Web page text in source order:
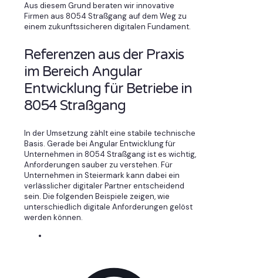
Aus diesem Grund beraten wir innovative
Firmen aus 8054 Straßgang auf dem Weg zu
einem zukunftssicheren digitalen Fundament.
Referenzen aus der Praxis
im Bereich Angular
Entwicklung für Betriebe in
8054 Straßgang
In der Umsetzung zählt eine stabile technische
Basis. Gerade bei Angular Entwicklung für
Unternehmen in 8054 Straßgang ist es wichtig,
Anforderungen sauber zu verstehen. Für
Unternehmen in Steiermark kann dabei ein
verlässlicher digitaler Partner entscheidend
sein. Die folgenden Beispiele zeigen, wie
unterschiedlich digitale Anforderungen gelöst
werden können.